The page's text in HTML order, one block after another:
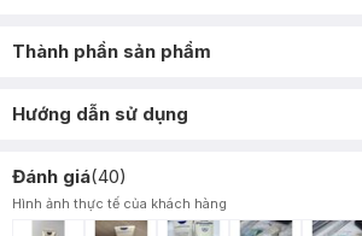
Thành phần sản phẩm
Hướng dẫn sử dụng
Đánh giá(40)
Hình ảnh thực tế của khách hàng